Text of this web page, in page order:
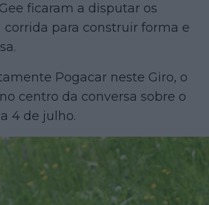
ficaram a disputar os
para construir forma e
Pogacar neste Giro, o
centro da conversa sobre o
4 de julho.